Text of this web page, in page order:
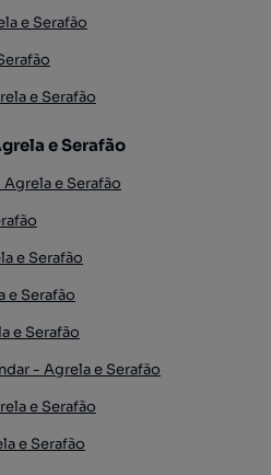
e Serafão
e Serafão
e Serafão
e Serafão
e Serafão
e Serafão
e Serafão
- Agrela e Serafão
e Serafão
e Serafão